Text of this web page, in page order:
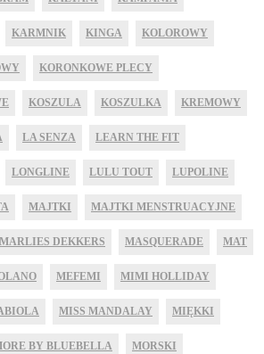
KARMNIK KINGA KOLOROWY
KORONKOWE PLECY
KOSZULA KOSZULKA KREMOWY
LA SENZA LEARN THE FIT
LONGLINE LULU TOUT LUPOLINE
MAJTKI MAJTKI MENSTRUACYJNE
MARLIES DEKKERS MASQUERADE MAT
MEFEMI MIMI HOLLIDAY
MISS MANDALAY MIĘKKI
BY BLUEBELLA MORSKI